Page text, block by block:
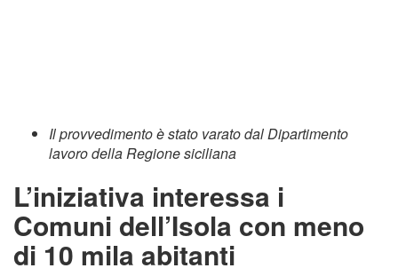
Il provvedimento è stato varato dal Dipartimento
lavoro della Regione siciliana
L’iniziativa interessa i
Comuni dell’Isola con meno
di 10 mila abitanti